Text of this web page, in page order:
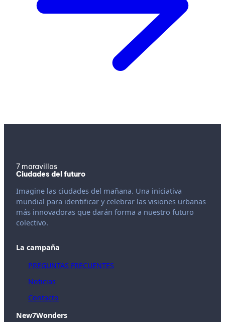
7 maravillas
Ciudades del futuro
Imagine las ciudades del mañana. Una iniciativa
mundial para identificar y celebrar las visiones urbanas
más innovadoras que darán forma a nuestro futuro
colectivo.
La campaña
PREGUNTAS FRECUENTES
Noticias
Contacto
New7Wonders